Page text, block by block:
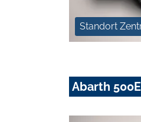
Standort
Abarth 500E